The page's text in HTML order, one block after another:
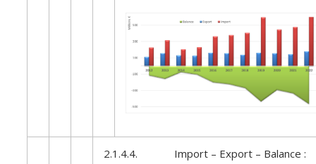
2.1.4.4. Import – Export – Balance :